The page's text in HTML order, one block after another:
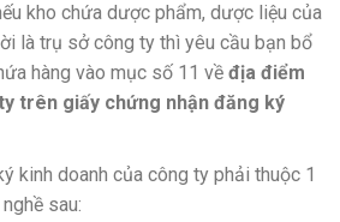
kho chứa dược phẩm, dược liệu của
là trụ sở công ty thì yêu cầu bạn bổ
hàng vào mục số 11 về địa điểm
trên giấy chứng nhận đăng ký
kinh doanh của công ty phải thuộc 1
sau: